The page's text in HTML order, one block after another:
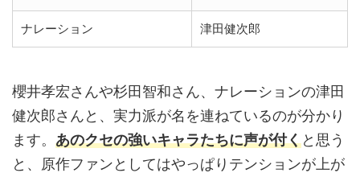
ナレーション 津田健次郎
櫻井孝宏さんや杉田智和さん、ナレーションの津田
健次郎さんと、実力派が名を連ねているのが分かり
ます。 あのクセの強いキャラたちに声が付くと思う
と、原作ファンとしてはやっぱりテンションが上が